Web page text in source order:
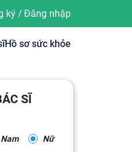
ký/ Đăng nhập
Hồ sơ sức khỏe
SĨ
Nam Nữ